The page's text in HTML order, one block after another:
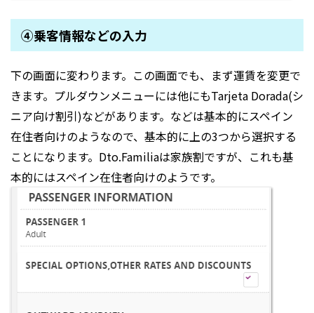
④乗客情報などの入力
下の画面に変わります。この画面でも、まず運賃を変更で
きます。プルダウンメニューには他にもTarjeta Dorada(シ
ニア向け割引)などがあります。などは基本的にスペイン
在住者向けのようなので、基本的に上の3つから選択する
ことになります。Dto.Familiaは家族割ですが、これも基
本的にはスペイン在住者向けのようです。